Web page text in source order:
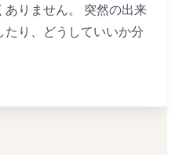
ありません。 突然の出来
り、どうしていいか分